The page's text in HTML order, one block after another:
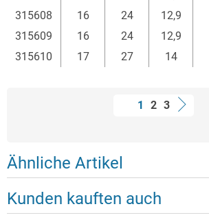
315608
16 24 12,9
315609
16 24 12,9
315610
17 27 14
1 2 3
Ähnliche Artikel
Kunden kauften auch